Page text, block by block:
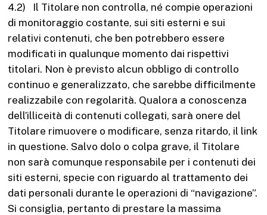
4.2) Il Titolare non controlla, né compie operazioni
di monitoraggio costante, sui siti esterni e sui
relativi contenuti, che ben potrebbero essere
modificati in qualunque momento dai rispettivi
titolari. Non è previsto alcun obbligo di controllo
continuo e generalizzato, che sarebbe difficilmente
realizzabile con regolarità. Qualora a conoscenza
dell’illiceità di contenuti collegati, sarà onere del
Titolare rimuovere o modificare, senza ritardo, il link
in questione. Salvo dolo o colpa grave, il Titolare
non sarà comunque responsabile per i contenuti dei
siti esterni, specie con riguardo al trattamento dei
dati personali durante le operazioni di “navigazione”.
Si consiglia, pertanto di prestare la massima